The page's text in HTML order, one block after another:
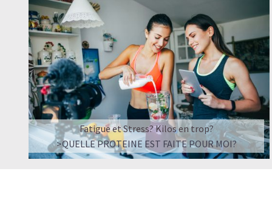
Fatigue et Stress? Kilos en trop?
>QUELLE PROTEINE EST FAITE POUR MOI?